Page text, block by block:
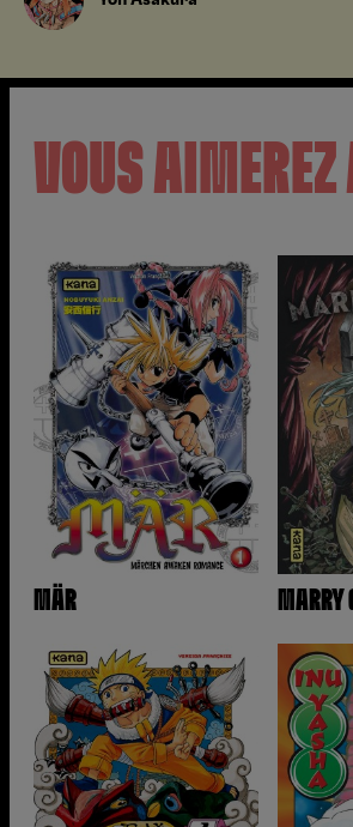
VOUS AIMEREZ
MÄR MARRY